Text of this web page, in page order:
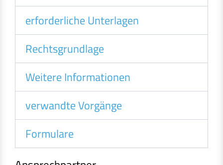
erforderliche Unterlagen
Rechtsgrundlage
Weitere Informationen
verwandte Vorgänge
Formulare